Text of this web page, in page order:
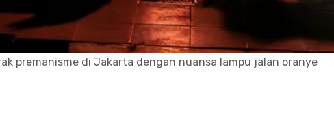
premanisme di Jakarta dengan nuansa lampu jalan oranye